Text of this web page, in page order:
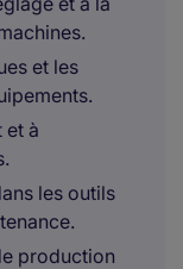
et les
et à
les outils
production